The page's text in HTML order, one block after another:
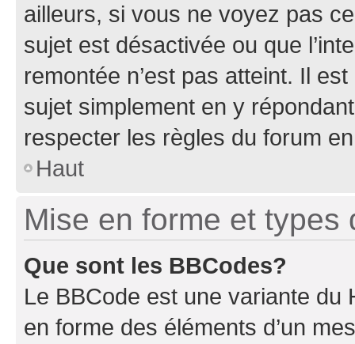
ailleurs, si vous ne voyez pas
sujet est désactivée ou que
remontée n’est pas atteint. Il
sujet simplement en y
respecter les règles du forum
Haut
Mise en forme et types
Que sont les BBCodes?
Le BBCode est une variante du
en forme des éléments d’un